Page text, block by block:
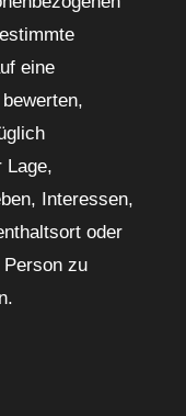
eine
Lage,
Interessen,
oder
zu